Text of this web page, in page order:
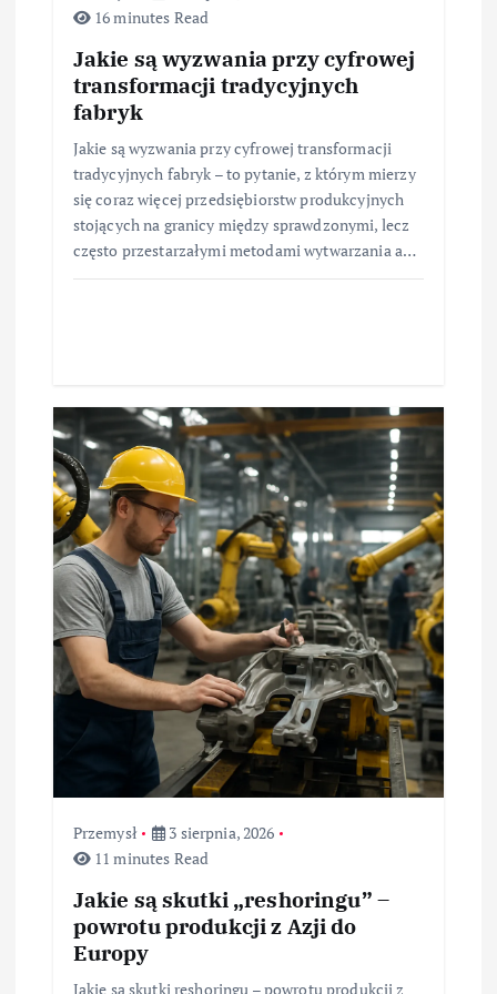
16 minutes Read
Jakie są wyzwania przy cyfrowej
transformacji tradycyjnych
fabryk
Jakie są wyzwania przy cyfrowej transformacji
tradycyjnych fabryk – to pytanie, z którym mierzy
się coraz więcej przedsiębiorstw produkcyjnych
stojących na granicy między sprawdzonymi, lecz
często przestarzałymi metodami wytwarzania a…
Przemysł
3 sierpnia, 2026
11 minutes Read
Jakie są skutki „reshoringu” –
powrotu produkcji z Azji do
Europy
Jakie są skutki reshoringu – powrotu produkcji z